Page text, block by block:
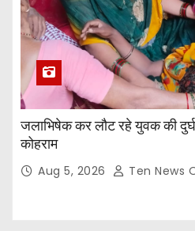
जलाभिषेक कर लौट रहे युवक की
कोहराम
Aug 5, 2026 Ten News